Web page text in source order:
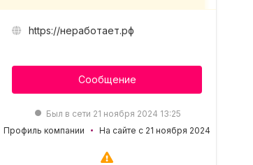
https://неработает.рф
Сообщение
Был в сети 21 ноября 2024 13:25
Профиль компании
На сайте с 21 ноября 2024